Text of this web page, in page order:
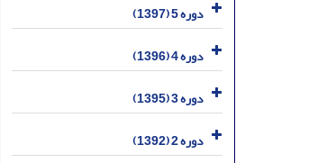
دوره 5 (1397)
دوره 4 (1396)
دوره 3 (1395)
دوره 2 (1392)